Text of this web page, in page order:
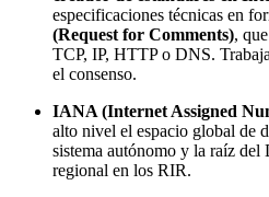
especificaciones técnicas en
(Request for Comments),
TCP, IP, HTTP o DNS.
el consenso.
IANA (Internet Assigned
alto nivel el espacio global de
sistema autónomo y la raíz
regional en los RIR.